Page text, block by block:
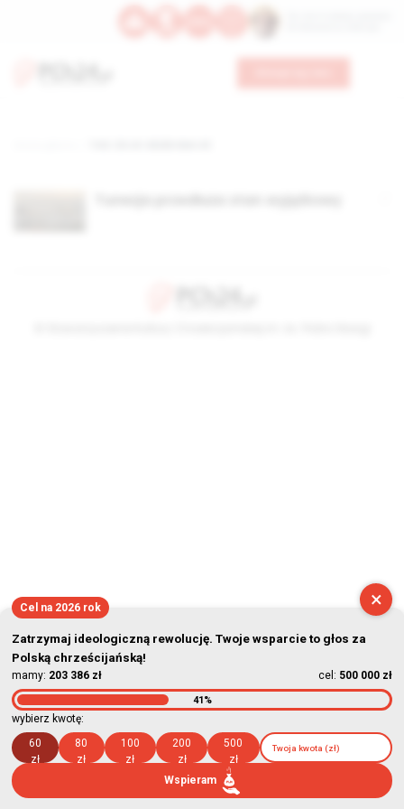
×
Cel na 2026 rok
Zatrzymaj ideologiczną rewolucję. Twoje wsparcie to głos za
Polską chrześcijańską!
mamy: 203 386 zł cel: 500 000 zł
41%
wybierz kwotę:
60
zł
80
zł
100
zł
200
zł
500
zł
Wspieram